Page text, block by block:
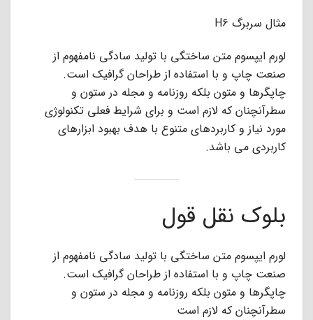
مثال سربرگ H6
لورم ایپسوم متن ساختگی با تولید سادگی نامفهوم از
صنعت چاپ و با استفاده از طراحان گرافیک است.
چاپگرها و متون بلکه روزنامه و مجله در ستون و
سطرآنچنان که لازم است و برای شرایط فعلی تکنولوژی
مورد نیاز و کاربردهای متنوع با هدف بهبود ابزارهای
کاربردی می باشد.
بلوک نقل قول
لورم ایپسوم متن ساختگی با تولید سادگی نامفهوم از
صنعت چاپ و با استفاده از طراحان گرافیک است.
چاپگرها و متون بلکه روزنامه و مجله در ستون و
سطرآنچنان که لازم است